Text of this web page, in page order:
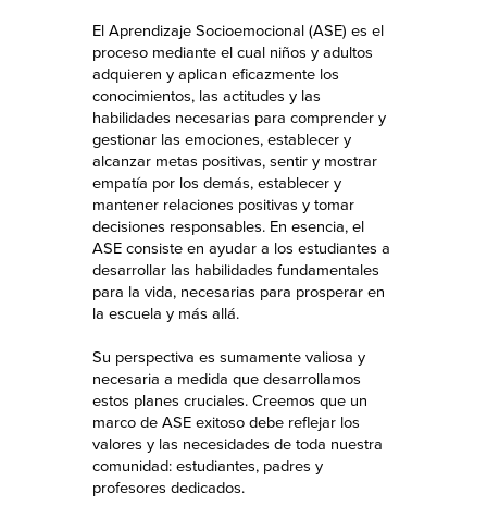
El Aprendizaje Socioemocional (ASE) es el
proceso mediante el cual niños y adultos
adquieren y aplican eficazmente los
conocimientos, las actitudes y las
habilidades necesarias para comprender y
gestionar las emociones, establecer y
alcanzar metas positivas, sentir y mostrar
empatía por los demás, establecer y
mantener relaciones positivas y tomar
decisiones responsables. En esencia, el
ASE consiste en ayudar a los estudiantes a
desarrollar las habilidades fundamentales
para la vida, necesarias para prosperar en
la escuela y más allá.
Su perspectiva es sumamente valiosa y
necesaria a medida que desarrollamos
estos planes cruciales. Creemos que un
marco de ASE exitoso debe reflejar los
valores y las necesidades de toda nuestra
comunidad: estudiantes, padres y
profesores dedicados.